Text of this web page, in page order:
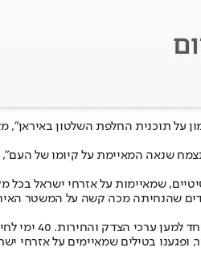
על תוכנית החלפת השלטון באיראן",
שנאה המאיימת על קיומו של העם",
שמאיימות על אזרחי ישראל
שהנחיתה מכה קשה על המשטר
עוד אמר ברנע בנוגע
בטילים שמאיימים על אזרחי